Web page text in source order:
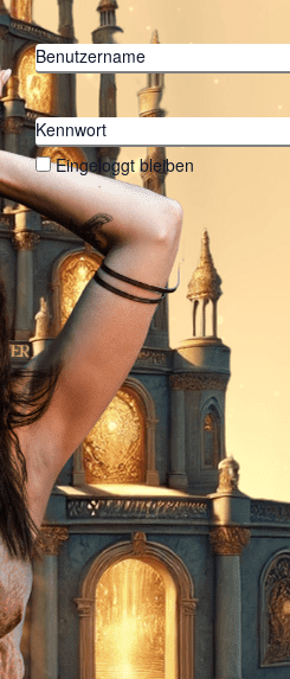
Benutzername
Kennwort
Eingeloggt bleiben